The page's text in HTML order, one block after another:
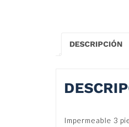
DESCRIPCIÓN
Impermeable 3